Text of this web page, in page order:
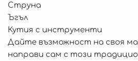
Струна
Ъгъл
Кутия с инструменти
Дайте възможност на своя
направи сам с този